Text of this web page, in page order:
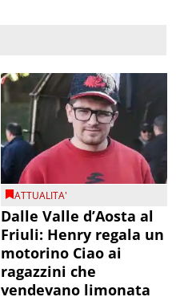
ATTUALITA'
Dalle Valle d’Aosta al
Friuli: Henry regala un
motorino Ciao ai
ragazzini che
vendevano limonata